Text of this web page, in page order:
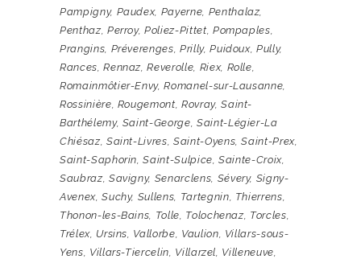
Pampigny, Paudex, Payerne, Penthalaz,
Penthaz, Perroy,Poliez-Pittet, Pompaples,
Prangins, Préverenges, Prilly,Puidoux,Pully,
Rances,Rennaz,Reverolle, Riex, Rolle,
Romainmôtier-Envy,Romanel-sur-Lausanne,
Rossinière, Rougemont, Rovray,Saint-
Barthélemy, Saint-George, Saint-Légier-La
Chiésaz, Saint-Livres, Saint-Oyens,Saint-Prex,
Saint-Saphorin,Saint-Sulpice,Sainte-Croix,
Saubraz, Savigny, Senarclens, Sévery, Signy-
Avenex,Suchy, Sullens, Tartegnin, Thierrens,
Thonon-les-Bains, Tolle, Tolochenaz, Torcles,
Trélex, Ursins, Vallorbe, Vaulion, Villars-sous-
Yens, Villars-Tiercelin, Villarzel, Villeneuve,